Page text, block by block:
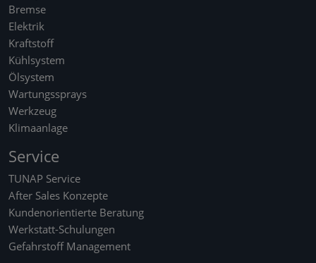
Bremse
Elektrik
Kraftstoff
Kühlsystem
Ölsystem
Wartungssprays
Werkzeug
Klimaanlage
Service
TUNAP Service
After Sales Konzepte
Kundenorientierte Beratung
Werkstatt-Schulungen
Gefahrstoff Management